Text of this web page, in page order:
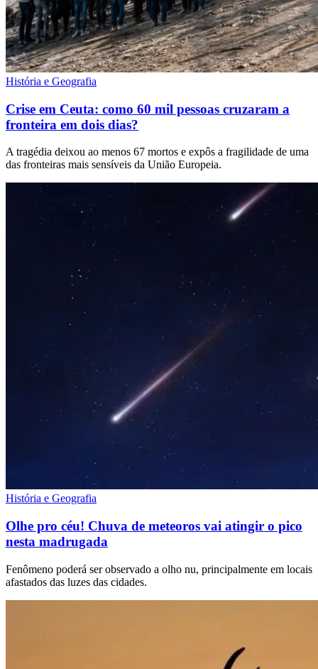
História e Geografia
Crise em Ceuta: como 60 mil pessoas cruzaram a
fronteira em dois dias?
A tragédia deixou ao menos 67 mortos e expôs a fragilidade de uma
das fronteiras mais sensíveis da União Europeia.
História e Geografia
Olhe pro céu! Chuva de meteoros vai atingir o pico
nesta madrugada
Fenômeno poderá ser observado a olho nu, principalmente em locais
afastados das luzes das cidades.